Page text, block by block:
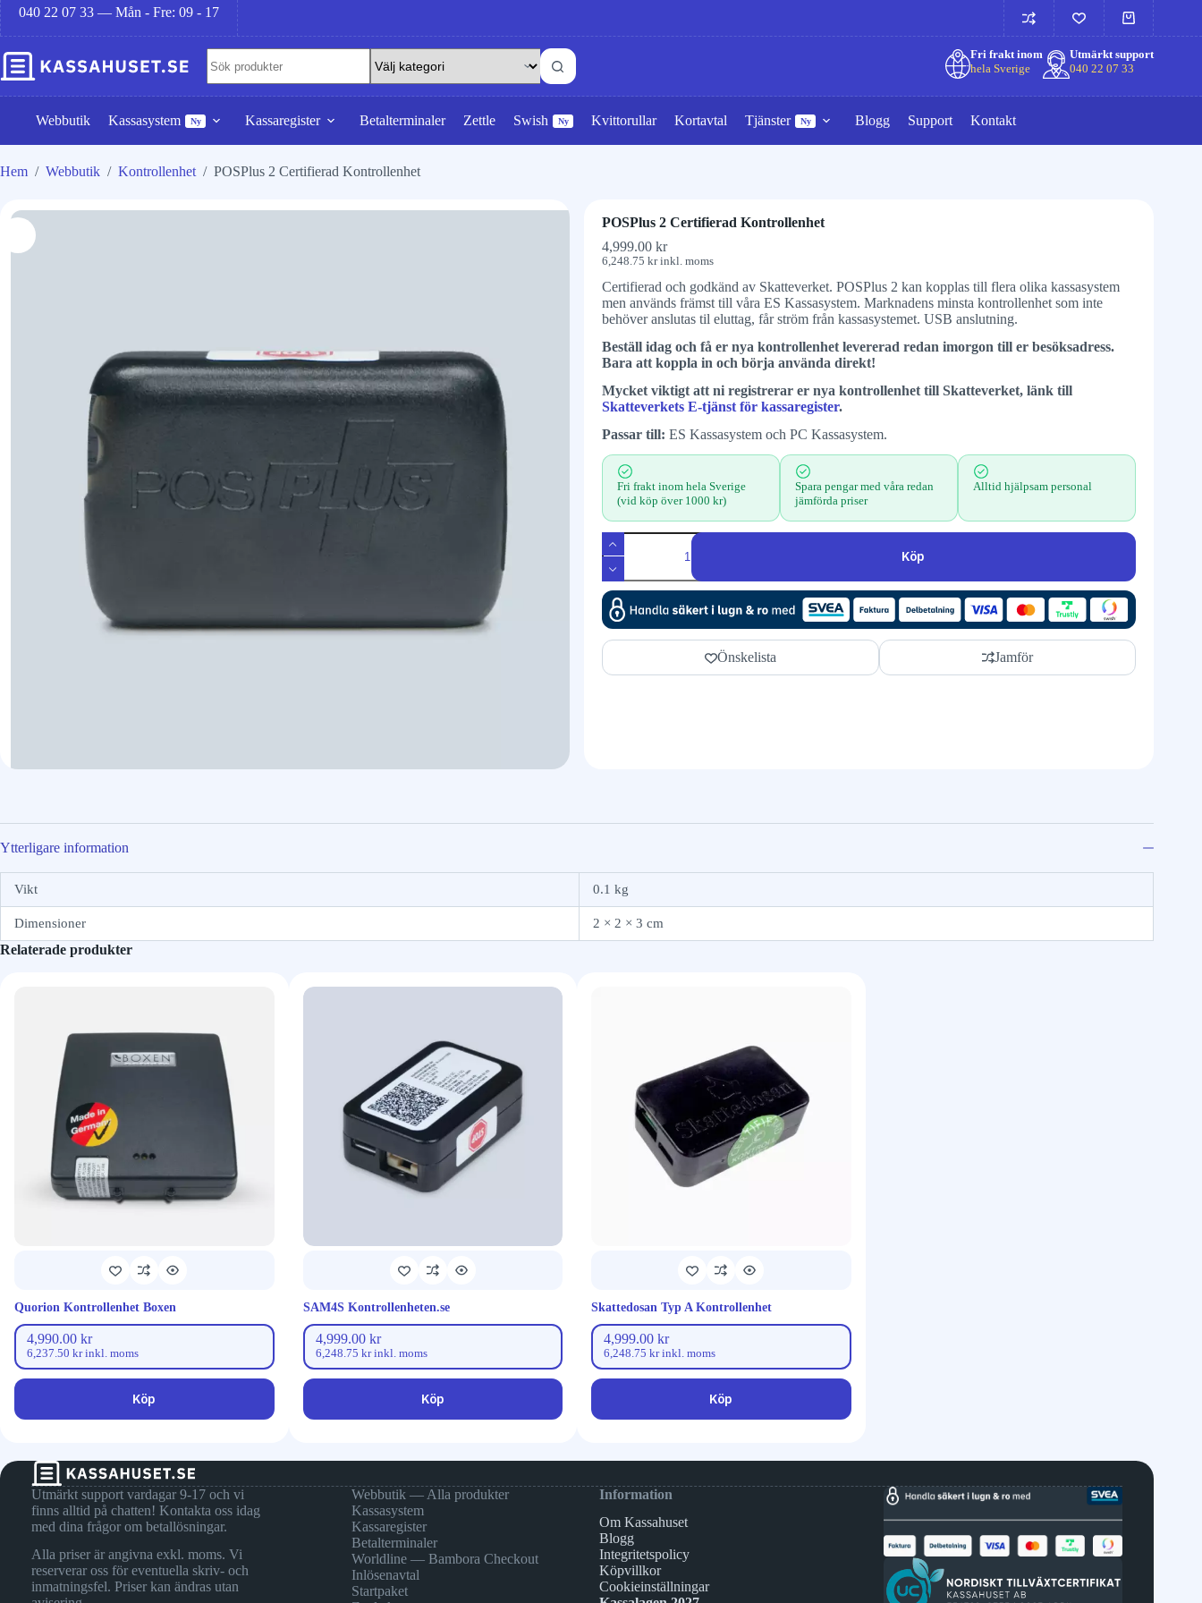
040 22 07 33 — Mån - Fre: 09 - 17
Fri frakt inom
hela Sverige
Utmärkt support
040 22 07 33
Webbutik Kassasystem Ny Kassaregister Betalterminaler Zettle Swish Ny Kvittorullar Kortavtal Tjänster Ny Blogg Support Kontakt
Hem / Webbutik / Kontrollenhet / POSPlus 2 Certifierad Kontrollenhet
POSPlus 2 Certifierad Kontrollenhet
4,999.00 kr
6,248.75 krinkl. moms
Certifierad och godkänd av Skatteverket. POSPlus 2 kan kopplas till flera olika kassasystem
men används främst till våra ES Kassasystem. Marknadens minsta kontrollenhet som inte
behöver anslutas til eluttag, får ström från kassasystemet. USB anslutning.
Beställ idag och få er nya kontrollenhet levererad redan imorgon till er besöksadress.
Bara att koppla in och börja använda direkt!
Mycket viktigt att ni registrerar er nya kontrollenhet till Skatteverket, länk till
Skatteverkets E-tjänst för kassaregister.
Passar till: ES Kassasystem och PC Kassasystem.
Fri frakt inom hela Sverige
(vid köp över 1000 kr)
Spara pengar med våra redan
jämförda priser
Alltid hjälpsam personal
Köp
Önskelista Jamför
Ytterligare information
Vikt 0.1 kg
Dimensioner 2 × 2 × 3 cm
Relaterade produkter
Quorion Kontrollenhet Boxen
4,990.00 kr
6,237.50 krinkl. moms
Köp
SAM4S Kontrollenheten.se
4,999.00 kr
6,248.75 krinkl. moms
Köp
Skattedosan Typ A Kontrollenhet
4,999.00 kr
6,248.75 krinkl. moms
Köp
Utmärkt support vardagar 9-17 och vi
finns alltid på chatten! Kontakta oss idag
med dina frågor om betallösningar.
Alla priser är angivna exkl. moms. Vi
reserverar oss för eventuella skriv- och
inmatningsfel. Priser kan ändras utan
Webbutik — Alla produkter
Kassasystem
Kassaregister
Betalterminaler
Worldline — Bambora Checkout
Inlösenavtal
Startpaket
Information
Om Kassahuset
Blogg
Integritetspolicy
Köpvillkor
Cookieinställningar